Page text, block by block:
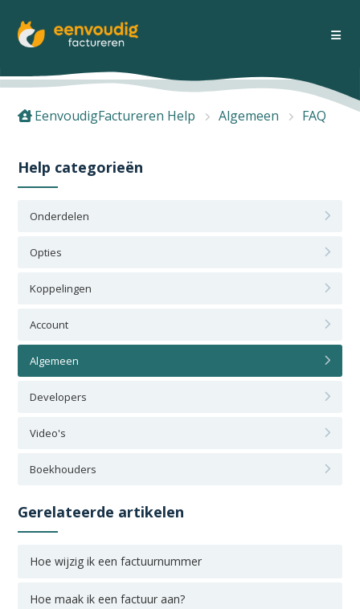
EenvoudigFactureren Help Algemeen FAQ
Help categorieën
Onderdelen
Opties
Koppelingen
Account
Algemeen
Developers
Video's
Boekhouders
Gerelateerde artikelen
Hoe wijzig ik een factuurnummer
Hoe maak ik een factuur aan?